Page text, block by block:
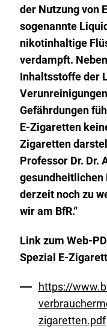
der Nutzung von
sogenannte
nikotinhaltige
verdampft.
Inhaltsstoffe der
Gefährdungen
E-Zigaretten
Zigaretten
Professor Dr. Dr.
gesundheitlichen
derzeit noch zu
wir am BfR.“
Link zum Web-
Spezial E-
https://
zigaretten.pdf